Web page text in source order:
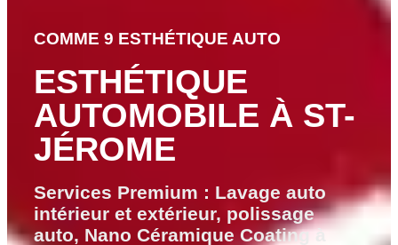
COMME 9 ESTHÉTIQUE AUTO
ESTHÉTIQUE
AUTOMOBILE À ST-
JÉROME
Services Premium : Lavage auto
intérieur et extérieur, polissage
auto, Nano Céramique Coating à